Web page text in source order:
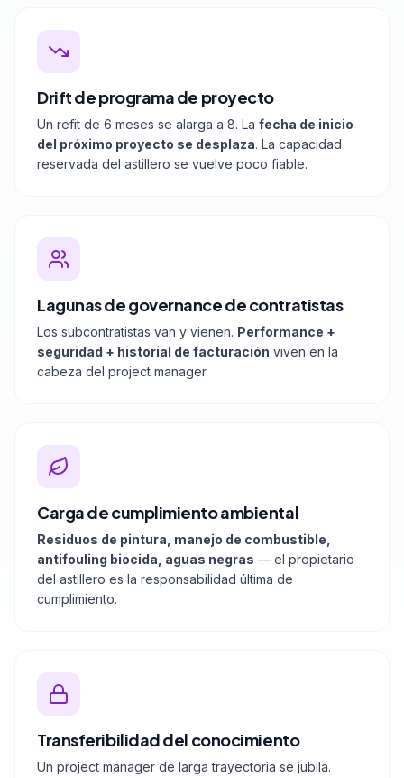
Drift de programa de proyecto
Un refit de 6 meses se alarga a 8. La fecha de inicio
del próximo proyecto se desplaza. La capacidad
reservada del astillero se vuelve poco fiable.
Lagunas de governance de contratistas
Los subcontratistas van y vienen. Performance +
seguridad + historial de facturación viven en la
cabeza del project manager.
Carga de cumplimiento ambiental
Residuos de pintura, manejo de combustible,
antifouling biocida, aguas negras — el propietario
del astillero es la responsabilidad última de
cumplimiento.
Transferibilidad del conocimiento
Un project manager de larga trayectoria se jubila.